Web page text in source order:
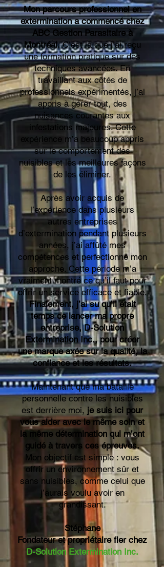
Mon parcours professionnel en
extermination a commencé chez
ABC Gestion Parasitaire à
Montréal.C’est là que j’ai reçu
une formation pratique sur des
techniques avancées. En
travaillant aux côtés de
professionnels expérimentés, j’ai
appris à gérer tout, des
nuisances courantes aux
infestations majeures. Cette
expérience m’a beaucoup appris
sur le comportement des
nuisibles et les meilleures façons
de les éliminer.
Après avoir acquis de
l’expérience dans plusieurs
autres entreprises
d’extermination pendant plusieurs
années, j’ai affûté mes
compétences et perfectionné mon
approche. Cette période m’a
vraiment montré ce qu’il faut pour
offrir un service efficace et fiable.
Finalement, j’ai su qu’il était
temps de lancer ma propre
entreprise, D-Solution
Extermination Inc., pour créer
une marque axée sur la qualité, la
confiance et les résultats.
Maintenant que ma bataille
personnelle contre les nuisibles
est derrière moi, je suis ici pour
vous aider avec le même soin et
la même détermination qui m’ont
guidé à travers ces épreuves.
Mon objectif est simple : vous
offrir un environnement sûr et
sans nuisibles, comme celui que
j’aurais voulu avoir en
grandissant.
Stéphane
Fondateur et propriétaire fier chez
D-Solution Extermination Inc.